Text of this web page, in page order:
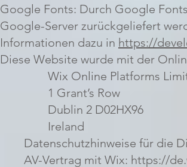
Google Fonts: Durch Google
Google-Server zurückgeliefert
Informationen dazu in https://
Diese Website wurde mit der
Wix Online Platforms
1 Grant’s Row
Dublin 2 D02HX96
Ireland
Datenschutzhinweise für die
AV-Vertrag mit Wix: https://